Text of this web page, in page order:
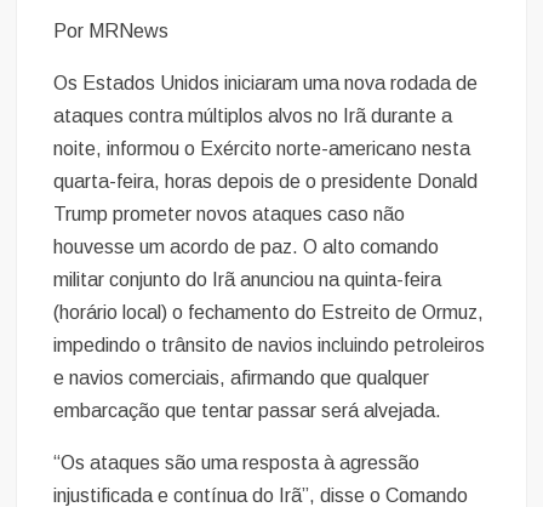
Por MRNews
Os Estados Unidos iniciaram uma nova rodada de
ataques contra múltiplos alvos no Irã durante a
noite, informou o Exército norte-americano nesta
quarta-feira, horas depois de o presidente Donald
Trump prometer novos ataques caso não
houvesse um acordo de paz. O alto comando
militar conjunto do Irã anunciou na quinta-feira
(horário local) o fechamento do Estreito de Ormuz,
impedindo o trânsito de navios incluindo petroleiros
e navios comerciais, afirmando que qualquer
embarcação que tentar passar será alvejada.
“Os ataques são uma resposta à agressão
injustificada e contínua do Irã”, disse o Comando